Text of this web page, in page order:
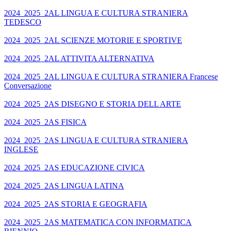
2024_2025_2AL LINGUA E CULTURA STRANIERA
TEDESCO
2024_2025_2AL SCIENZE MOTORIE E SPORTIVE
2024_2025_2AL ATTIVITA ALTERNATIVA
2024_2025_2AL LINGUA E CULTURA STRANIERA Francese
Conversazione
2024_2025_2AS DISEGNO E STORIA DELL ARTE
2024_2025_2AS FISICA
2024_2025_2AS LINGUA E CULTURA STRANIERA
INGLESE
2024_2025_2AS EDUCAZIONE CIVICA
2024_2025_2AS LINGUA LATINA
2024_2025_2AS STORIA E GEOGRAFIA
2024_2025_2AS MATEMATICA CON INFORMATICA